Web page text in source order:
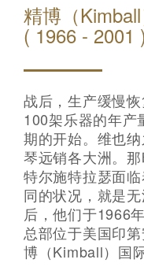
精博（
( 1966 - 2001
战后，生产缓慢
100架乐器的年产
期的开始。维也
琴远销各大洲。
特尔施特拉瑟面
同的状况，就是
后，他们于1966
总部位于美国印
博（Kimball）国